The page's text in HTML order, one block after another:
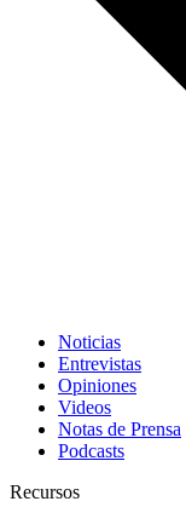
Noticias
Entrevistas
Opiniones
Videos
Notas de Prensa
Podcasts
Recursos